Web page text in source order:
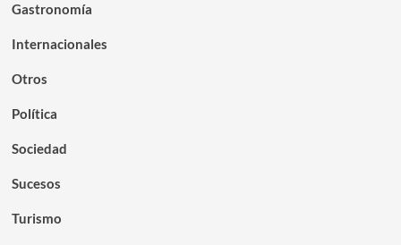
Gastronomía
Internacionales
Otros
Política
Sociedad
Sucesos
Turismo